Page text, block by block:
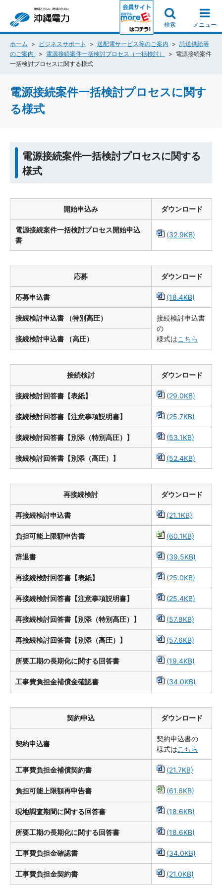
検索 メニュー
ホーム ビジネスサポート 送配電サービス等のご案内
託送供給等
のご案内
電源接続案件一括検討プロセス（一括検討）
電源接続案件
一括検討プロセスに関する様式
電源接続案件一括検討プロセスに関す
る様式
電源接続案件一括検討プロセスに関する
様式
開始申込み ダウンロード
電源接続案件一括検討プロセス開始申込
書
(32.9KB)
応募 ダウンロード
応募申込書 (18.4KB)
接続検討申込書 （特別高圧）
接続検討申込書
の
様式はこちら
接続検討申込書 （高圧）
接続検討 ダウンロード
接続検討回答書【表紙】 (29.0KB)
接続検討回答書【注意事項説明書】 (25.7KB)
接続検討回答書【別添（特別高圧）】 (53.1KB)
接続検討回答書【別添（高圧）】 (52.4KB)
再接続検討 ダウンロード
再接続検討申込書 (21.1KB)
負担可能上限額申告書 (60.1KB)
辞退書 (39.5KB)
再接続検討回答書【表紙】 (25.0KB)
再接続検討回答書【注意事項説明書】 (25.4KB)
再接続検討回答書【別添（特別高圧）】 (57.8KB)
再接続検討回答書【別添（高圧）】 (57.6KB)
所要工期の長期化に関する回答書 (19.4KB)
工事費負担金補償金確認書 (34.0KB)
契約申込 ダウンロード
契約申込書
契約申込書の
様式はこちら
工事費負担金補償契約書 (21.7KB)
負担可能上限額再申告書 (61.6KB)
現地調査期間に関する回答書 (18.6KB)
所要工期の長期化に関する回答書 (18.6KB)
工事費負担金確認書 (34.0KB)
工事費負担金契約書 (21.0KB)